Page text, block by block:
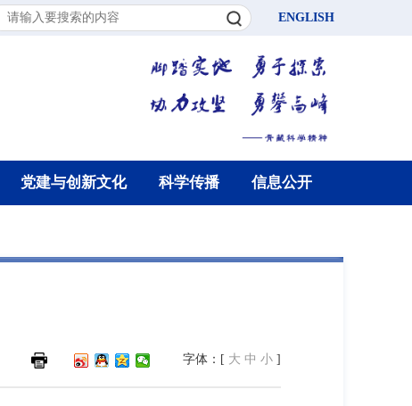
ENGLISH
党建与创新文化 科学传播 信息公开
字体：[ 大 中 小 ]